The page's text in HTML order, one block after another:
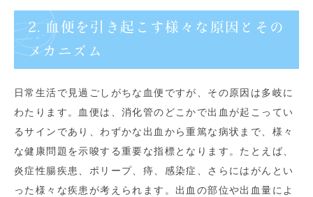
2. 血便を引き起こす様々な原因とその
メカニズム
日常生活で見過ごしがちな血便ですが、その原因は多岐に
わたります。血便は、消化管のどこかで出血が起こってい
るサインであり、わずかな出血から重篤な病状まで、様々
な健康問題を示唆する重要な指標となります。たとえば、
炎症性腸疾患、ポリープ、痔、感染症、さらにはがんとい
った様々な疾患が考えられます。出血の部位や出血量によ